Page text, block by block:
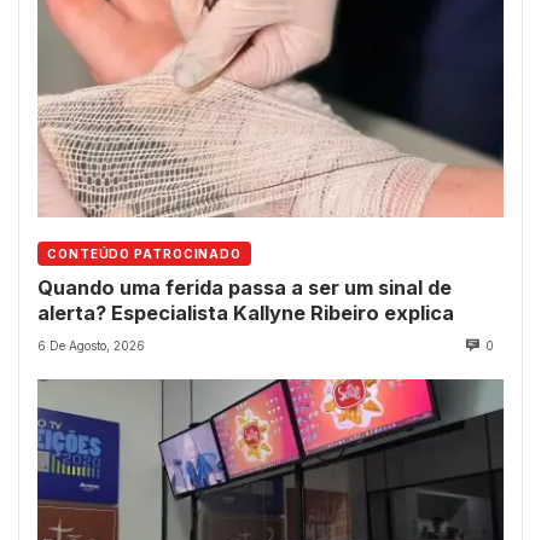
CONTEÚDO PATROCINADO
Quando uma ferida passa a ser um sinal de
alerta? Especialista Kallyne Ribeiro explica
6 De Agosto, 2026 0